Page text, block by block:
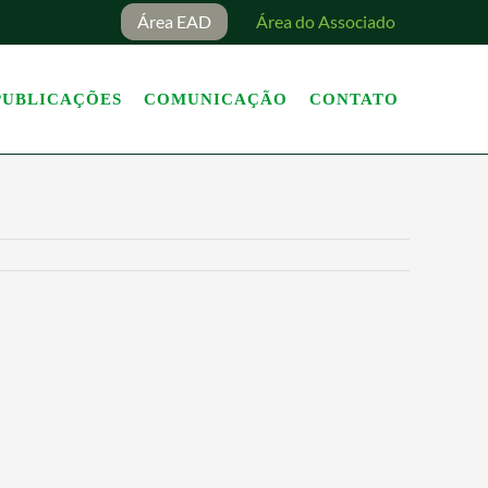
Área EAD Área do Associado
COMUNICAÇÃO CONTATO